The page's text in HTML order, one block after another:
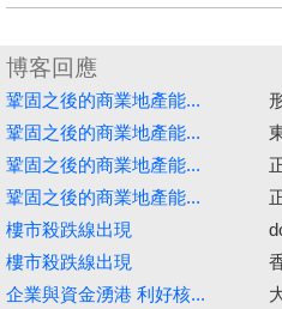
博客回應
鞏固之後的商業地產能...
鞏固之後的商業地產能...
鞏固之後的商業地產能...
鞏固之後的商業地產能...
樓市殺跌線出現
樓市殺跌線出現
企業與資金湧港 利好核...